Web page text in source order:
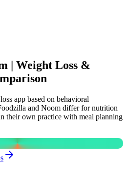
| Weight Loss &
app based on behavioral
and Noom differ for nutrition
their own practice with meal planning